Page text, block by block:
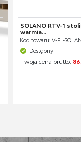
SOLANO RTV-1
warmia...
Kod towaru: V-PL-
Dostępny
Twoja cena brutto: